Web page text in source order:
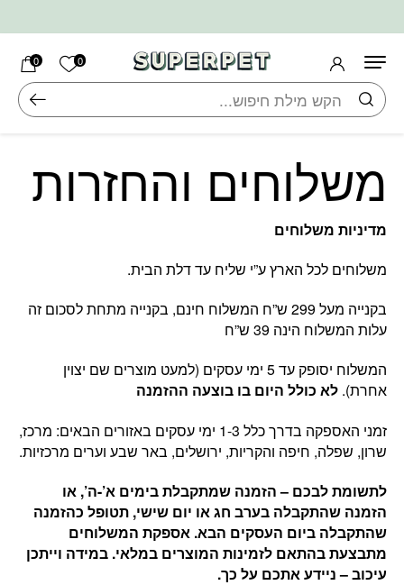
0 הרשימה
0
חיפוש
משלוחים והחזרות
מדיניות משלוחים
משלוחים לכל הארץ ע”י שליח עד דלת הבית.
בקנייה מעל 299 ש”ח המשלוח חינם, בקנייה מתחת לסכום זה
עלות המשלוח הינה 39 ש”ח
המשלוח יסופק עד 5 ימי עסקים (למעט מוצרים שם יצוין
אחרת). לא כולל היום בו בוצעה ההזמנה
זמני האספקה בדרך כלל 1-3 ימי עסקים באזורים הבאים: מרכז,
שרון, שפלה, חיפה והקריות, ירושלים, באר שבע וערים מרכזיות.
לתשומת לבכם – הזמנה שמתקבלת בימים א’-ה’, או
הזמנה שהתקבלה בערב חג או יום שישי, תטופל כהזמנה
שהתקבלה ביום העסקים הבא. אספקת המשלוחים
מתבצעת בהתאם לזמינות המוצרים במלאי. במידה וייתכן
עיכוב – ניידע אתכם על כך.